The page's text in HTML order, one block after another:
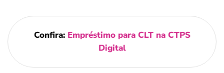
Confira: Empréstimo para CLT na CTPS
Digital